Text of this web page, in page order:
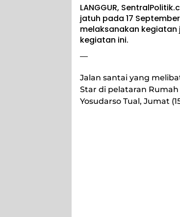
LANGGUR,
jatuh pada 17
melaksanakan kegiatan
kegiatan ini.
—
Jalan santai yang
Star di pelataran
Yosudarso Tual, Jumat